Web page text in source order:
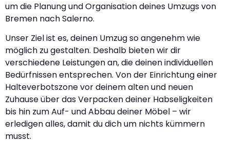
um die Planung und Organisation deines Umzugs von
Bremen nach Salerno.
Unser Ziel ist es, deinen Umzug so angenehm wie
möglich zu gestalten. Deshalb bieten wir dir
verschiedene Leistungen an, die deinen individuellen
Bedürfnissen entsprechen. Von der Einrichtung einer
Halteverbotszone vor deinem alten und neuen
Zuhause über das Verpacken deiner Habseligkeiten
bis hin zum Auf- und Abbau deiner Möbel – wir
erledigen alles, damit du dich um nichts kümmern
musst.